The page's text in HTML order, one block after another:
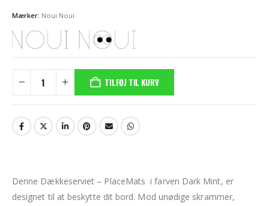
Mærker: Noui Noui
TILFØJ TIL KURV
Denne Dækkeserviet – PlaceMats i farven Dark Mint, er
designet til at beskytte dit bord. Mod unødige skrammer,